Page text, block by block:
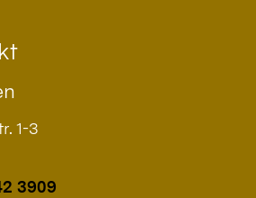
1-3
3909